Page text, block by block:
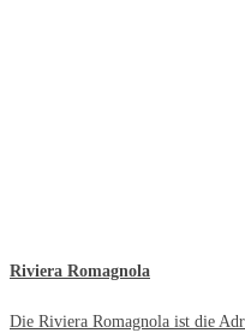
Riviera Romagnola
Die Riviera Romagnola ist die